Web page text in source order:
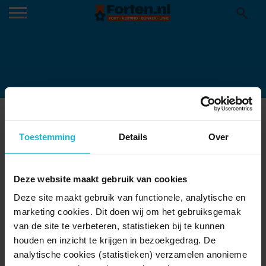
Toestemming Details Over
Deze website maakt gebruik van cookies
Deze site maakt gebruik van functionele, analytische en
marketing cookies. Dit doen wij om het gebruiksgemak
van de site te verbeteren, statistieken bij te kunnen
houden en inzicht te krijgen in bezoekgedrag. De
analytische cookies (statistieken) verzamelen anonieme
ANWB_W760